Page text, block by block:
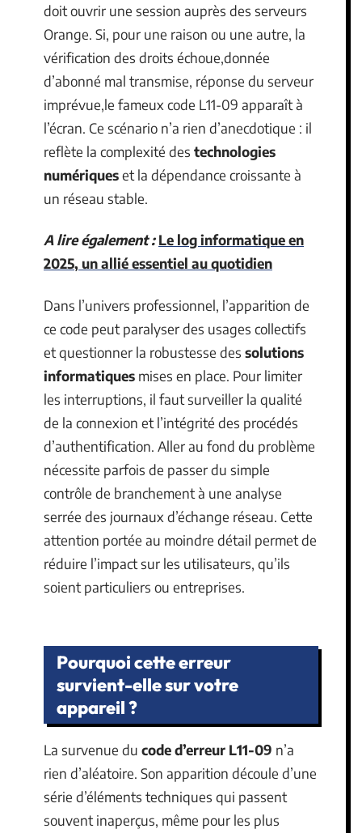
doit ouvrir une session auprès des serveurs
Orange. Si, pour une raison ou une autre, la
vérification des droits échoue,donnée
d’abonné mal transmise, réponse du serveur
imprévue,le fameux code L11-09 apparaît à
l’écran. Ce scénario n’a rien d’anecdotique : il
reflète la complexité des technologies
numériqueset la dépendance croissante à
un réseau stable.
A lire également : Le log informatique en
2025, un allié essentiel au quotidien
Dans l’univers professionnel, l’apparition de
ce code peut paralyser des usages collectifs
et questionner la robustesse des solutions
informatiques mises en place. Pour limiter
les interruptions, il faut surveiller la qualité
de la connexion et l’intégrité des procédés
d’authentification. Aller au fond du problème
nécessite parfois de passer du simple
contrôle de branchement à une analyse
serrée des journaux d’échange réseau. Cette
attention portée au moindre détail permet de
réduire l’impact sur les utilisateurs, qu’ils
soient particuliers ou entreprises.
Pourquoi cette erreur
survient-elle sur votre
appareil ?
La survenue du code d’erreur L11-09 n’a
rien d’aléatoire. Son apparition découle d’une
série d’éléments techniques qui passent
souvent inaperçus, même pour les plus